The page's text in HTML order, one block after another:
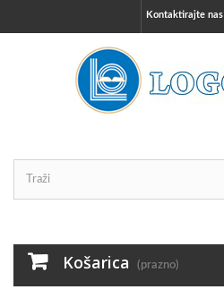
Kontaktirajte nas
Košarica (prazno)